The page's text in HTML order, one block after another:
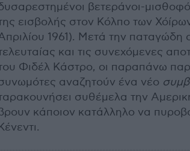
βετεράνοι-
εισβολής στον Κόλπο των
1961). Μετά την παταγώδη
και τις συνεχόμενες
Φιδέλ Κάστρο, οι παραπάνω
αναζητούν ένα νέο
συθέμελα την
κάποιον κατάλληλο να
Κένεντι.